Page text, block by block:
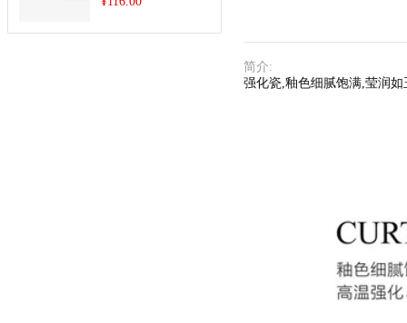
简介:
强化瓷,釉色细腻饱满,莹润